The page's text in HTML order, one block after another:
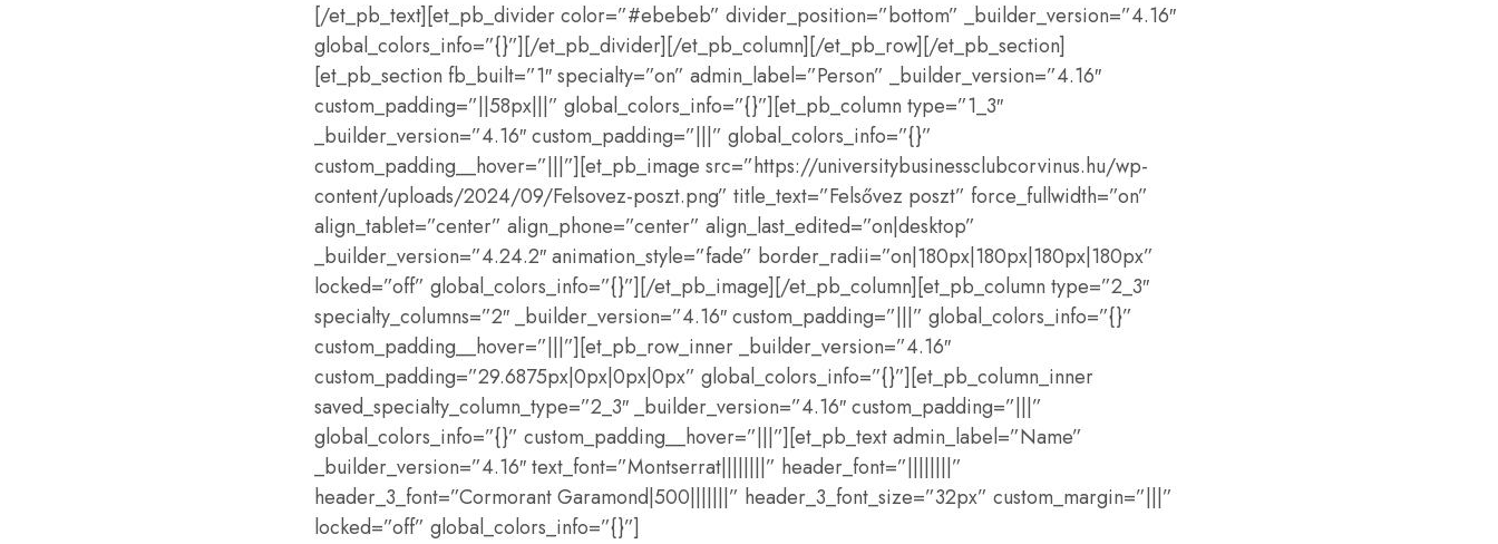
[/et_pb_text][et_pb_divider color=”#ebebeb” divider_position=”bottom” _builder_version=”4.16″
global_colors_info=”{}”][/et_pb_divider][/et_pb_column][/et_pb_row][/et_pb_section]
[et_pb_section fb_built=”1″ specialty=”on” admin_label=”Person” _builder_version=”4.16″
custom_padding=”||58px|||” global_colors_info=”{}”][et_pb_column type=”1_3″
_builder_version=”4.16″ custom_padding=”|||” global_colors_info=”{}”
custom_padding__hover=”|||”][et_pb_image src=”https://universitybusinessclubcorvinus.hu/wp-
content/uploads/2024/09/Felsovez-poszt.png” title_text=”Felsővez poszt” force_fullwidth=”on”
align_tablet=”center” align_phone=”center” align_last_edited=”on|desktop”
_builder_version=”4.24.2″ animation_style=”fade” border_radii=”on|180px|180px|180px|180px”
locked=”off” global_colors_info=”{}”][/et_pb_image][/et_pb_column][et_pb_column type=”2_3″
specialty_columns=”2″ _builder_version=”4.16″ custom_padding=”|||” global_colors_info=”{}”
custom_padding__hover=”|||”][et_pb_row_inner _builder_version=”4.16″
custom_padding=”29.6875px|0px|0px|0px” global_colors_info=”{}”][et_pb_column_inner
saved_specialty_column_type=”2_3″ _builder_version=”4.16″ custom_padding=”|||”
global_colors_info=”{}” custom_padding__hover=”|||”][et_pb_text admin_label=”Name”
_builder_version=”4.16″ text_font=”Montserrat||||||||” header_font=”||||||||”
header_3_font=”Cormorant Garamond|500|||||||” header_3_font_size=”32px” custom_margin=”|||”
locked=”off” global_colors_info=”{}”]